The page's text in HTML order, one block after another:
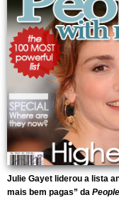
Julie Gayet liderou a lista
mais bem pagas” da